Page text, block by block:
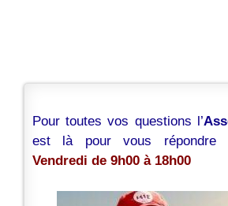
Pour toutes vos questions l’
est là pour vous répondre
Vendredi de 9h00 à 18h00